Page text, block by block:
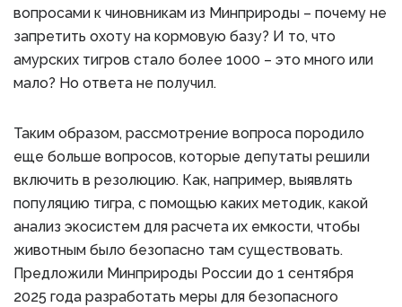
вопросами к чиновникам из Минприроды – почему не
запретить охоту на кормовую базу? И то, что
амурских тигров стало более 1000 – это много или
мало? Но ответа не получил.
Таким образом, рассмотрение вопроса породило
еще больше вопросов, которые депутаты решили
включить в резолюцию. Как, например, выявлять
популяцию тигра, с помощью каких методик, какой
анализ экосистем для расчета их емкости, чтобы
животным было безопасно там существовать.
Предложили Минприроды России до 1 сентября
2025 года разработать меры для безопасного